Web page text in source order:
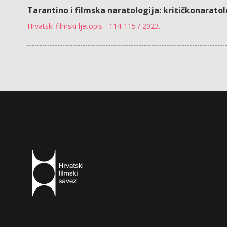
Tarantino i filmska naratologija:
Hrvatski filmski ljetopis - 114-115 / 2023.